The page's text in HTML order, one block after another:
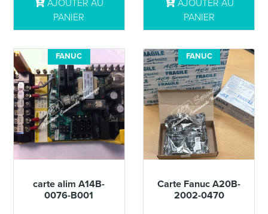
AJOUTER AU
PANIER
AJOUTER AU
PANIER
FANUC
carte alim A14B-
0076-B001
FANUC
Carte Fanuc A20B-
2002-0470